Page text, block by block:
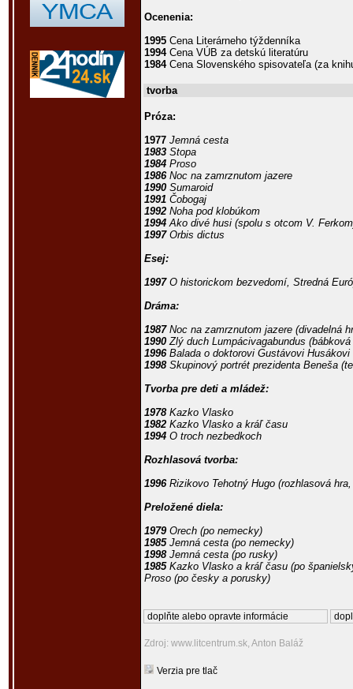
Ocenenia:
1995 Cena Literárneho týždenníka
1994Cena VÚB za detskú literatúru
1984Cena Slovenského spisovateľa (za
tvorba
Próza:
1977 Jemná cesta
1983 Stopa
1984 Proso
1986 Noc na zamrznutom jazere
1990 Sumaroid
1991 Čobogaj
1992 Noha pod klobúkom
1994 Ako divé husi (spolu s otcom V.
1997 Orbis dictus
Esej:
1997 O historickom bezvedomí, Stredná
Dráma:
1987 Noc na zamrznutom jazere (divadelná
1990 Zlý duch Lumpácivagabundus (bábková
1996 Balada o doktorovi Gustávovi Husákovi
1998 Skupinový portrét prezidenta Beneša
Tvorba pre deti a mládež:
1978 Kazko Vlasko
1982 Kazko Vlasko a kráľ času
1994 O troch nezbedkoch
Rozhlasová tvorba:
1996 Rizikovo Tehotný Hugo (rozhlasová
Preložené diela:
1979 Orech (po nemecky)
1985 Jemná cesta (po nemecky)
1998 Jemná cesta (po rusky)
1985 Kazko Vlasko a kráľ času (po
Proso (po česky a porusky)
doplňte alebo opravte informácie
Zdroj: www.litcentrum.sk, Anton Baláž
Verzia pre tlač